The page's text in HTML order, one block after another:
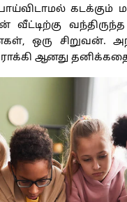
கடக்கும்
வீட்டிற்கு
ஒரு சிறுவன்.
ஆனது